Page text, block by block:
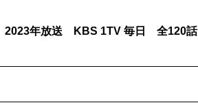
2023年放送 KBS 1TV 毎日 全120話